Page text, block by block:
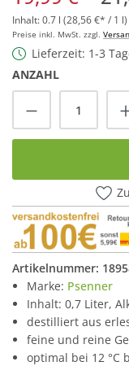
Inhalt:0.7 l (28,56 €* / 1 l)
Preise inkl. MwSt. zzgl.
Lieferzeit: 1-3
ANZAHL
Produkt
Artikelnummer:
Marke: Psenner
Inhalt: 0,7 Liter,
destilliert aus
feine und reine
optimal bei 12 °C